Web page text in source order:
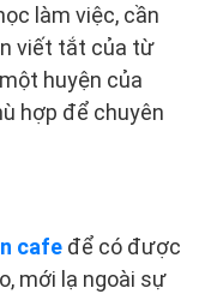
làm việc, cần
viết tắt của từ
huyện của
hợp để chuyên
cafe để có được
mới lạ ngoài sự